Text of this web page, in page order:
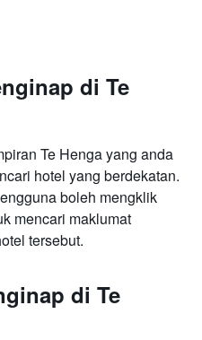
di Te
Te Henga yang anda
hotel yang berdekatan.
boleh mengklik
mencari maklumat
tersebut.
di Te